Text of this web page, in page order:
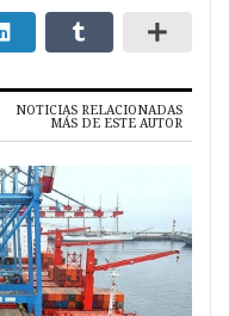
NOTICIAS RELACIONADAS
MÁS DE ESTE AUTOR